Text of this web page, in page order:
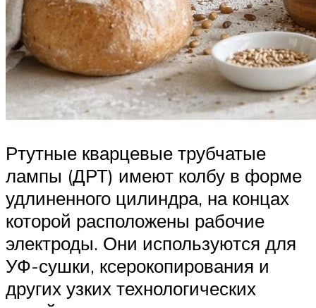
Ртутные кварцевые трубчатые
лампы (ДРТ) имеют колбу в форме
удлиненного цилиндра, на концах
которой расположены рабочие
электроды. Они используются для
УФ-сушки, ксерокопирования и
других узких технологических